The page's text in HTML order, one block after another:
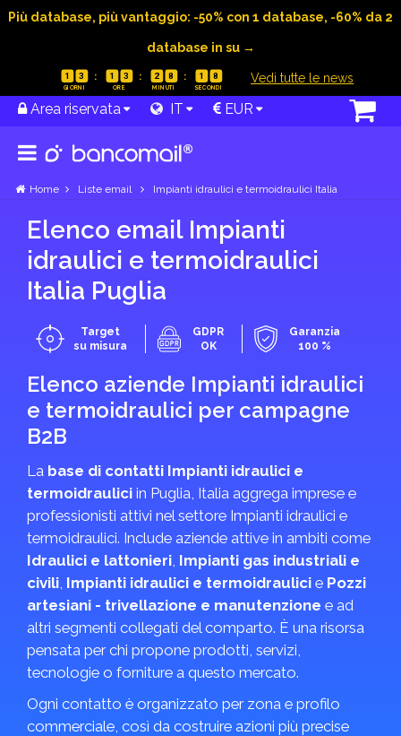
Più database, più vantaggio: -50% con 1 database, -60% da 2
database in su →
1 3 1 3 2 8 1 7 Vedi tutte le news
Area riservata IT EUR
Home Liste email Impianti idraulici e termoidraulici Italia
Elenco email Impianti
idraulici e termoidraulici
Italia Puglia
Target
su misura
GDPR
OK
Garanzia
100 %
Elenco aziende Impianti idraulici
e termoidraulici per campagne
B2B
La base di contatti Impianti idraulici e
termoidraulici in Puglia, Italia aggrega imprese e
professionisti attivi nel settore Impianti idraulici e
termoidraulici. Include aziende attive in ambiti come
Idraulici e lattonieri, Impianti gas industriali e
civili, Impianti idraulici e termoidraulici e Pozzi
artesiani - trivellazione e manutenzione e ad
altri segmenti collegati del comparto. È una risorsa
pensata per chi propone prodotti, servizi,
tecnologie o forniture a questo mercato.
Ogni contatto è organizzato per zona e profilo
commerciale, così da costruire azioni più precise